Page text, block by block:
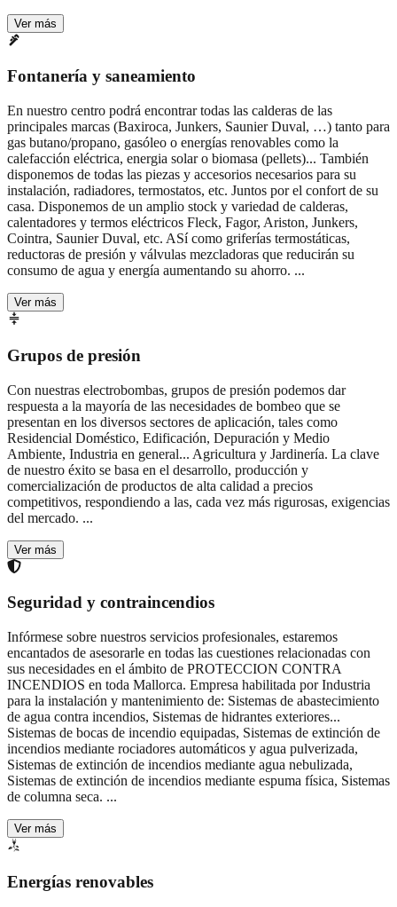
Ver más
Fontanería y saneamiento
En nuestro centro podrá encontrar todas las calderas de las
principales marcas (Baxiroca, Junkers, Saunier Duval, …) tanto para
gas butano/propano, gasóleo o energías renovables como la
calefacción eléctrica, energia solar o biomasa (pellets)... También
disponemos de todas las piezas y accesorios necesarios para su
instalación, radiadores, termostatos, etc. Juntos por el confort de su
casa. Disponemos de un amplio stock y variedad de calderas,
calentadores y termos eléctricos Fleck, Fagor, Ariston, Junkers,
Cointra, Saunier Duval, etc. ASí como griferías termostáticas,
reductoras de presión y válvulas mezcladoras que reducirán su
consumo de agua y energía aumentando su ahorro. ...
Ver más
Grupos de presión
Con nuestras electrobombas, grupos de presión podemos dar
respuesta a la mayoría de las necesidades de bombeo que se
presentan en los diversos sectores de aplicación, tales como
Residencial Doméstico, Edificación, Depuración y Medio
Ambiente, Industria en general... Agricultura y Jardinería. La clave
de nuestro éxito se basa en el desarrollo, producción y
comercialización de productos de alta calidad a precios
competitivos, respondiendo a las, cada vez más rigurosas, exigencias
del mercado. ...
Ver más
Seguridad y contraincendios
Infórmese sobre nuestros servicios profesionales, estaremos
encantados de asesorarle en todas las cuestiones relacionadas con
sus necesidades en el ámbito de PROTECCION CONTRA
INCENDIOS en toda Mallorca. Empresa habilitada por Industria
para la instalación y mantenimiento de: Sistemas de abastecimiento
de agua contra incendios, Sistemas de hidrantes exteriores...
Sistemas de bocas de incendio equipadas, Sistemas de extinción de
incendios mediante rociadores automáticos y agua pulverizada,
Sistemas de extinción de incendios mediante agua nebulizada,
Sistemas de extinción de incendios mediante espuma física, Sistemas
de columna seca. ...
Ver más
Energías renovables